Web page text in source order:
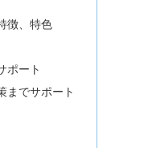
徴、特色
ポート
までサポート